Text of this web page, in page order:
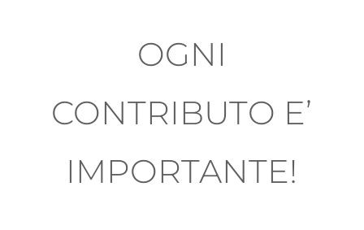
OGNI
CONTRIBUTO E’
IMPORTANTE!